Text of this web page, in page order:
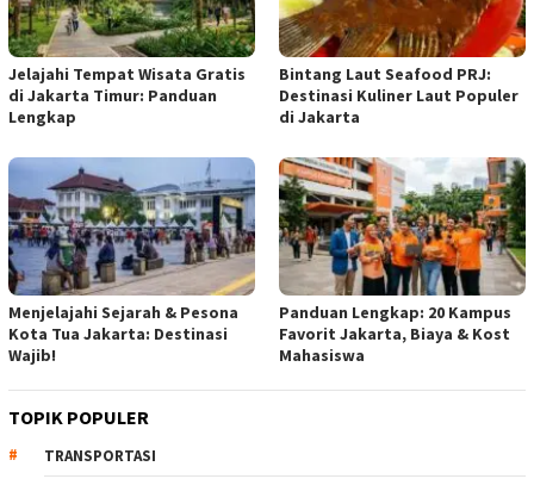
Jelajahi Tempat Wisata Gratis
di Jakarta Timur: Panduan
Lengkap
Bintang Laut Seafood PRJ:
Destinasi Kuliner Laut Populer
di Jakarta
Menjelajahi Sejarah & Pesona
Kota Tua Jakarta: Destinasi
Wajib!
Panduan Lengkap: 20 Kampus
Favorit Jakarta, Biaya & Kost
Mahasiswa
TOPIK POPULER
TRANSPORTASI